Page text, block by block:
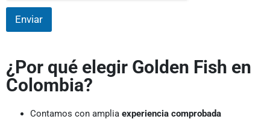
Enviar
¿Por qué elegir Golden Fish en
Colombia?
Contamos con amplia experiencia comprobada